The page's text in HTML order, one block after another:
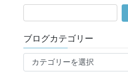
ブログカテゴリー
ロ